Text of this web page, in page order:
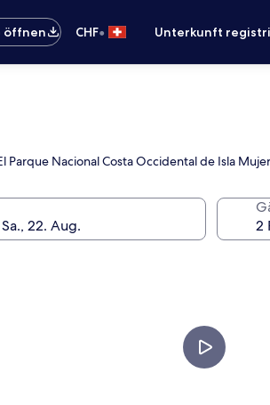
öffnen CHF• Unterkunft
Nacional Costa Occidental de Isla